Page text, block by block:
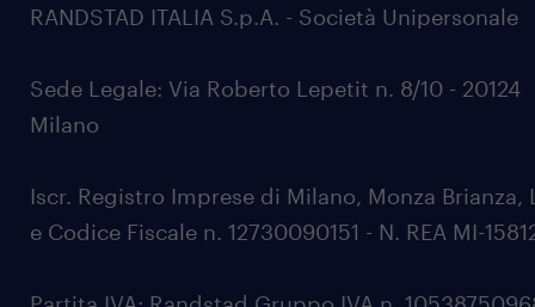
RANDSTAD ITALIA S.p.A. - Società Unipersonale
Sede Legale: Via Roberto Lepetit n. 8/10 - 20124
Milano
Iscr. Registro Imprese di Milano, Monza Brianza,
e Codice Fiscale n. 12730090151 - N. REA MI-